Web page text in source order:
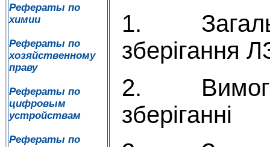
Рефераты по
химии
Рефераты по
хозяйственному
праву
Рефераты по
цифровым
устройствам
Рефераты по
1.
зберігання
2. Вимоги
зберіганні